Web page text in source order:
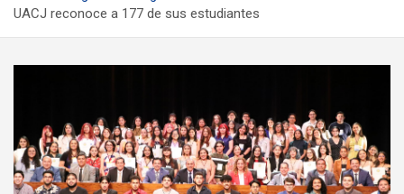
UACJ reconoce a 177 de sus estudiantes